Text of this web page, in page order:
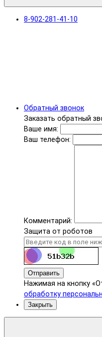
8-902-281-41-10
Обратный звонок
Заказать обратный
Ваше имя:
Ваш телефон:
Комментарий:
Защита от роботов
Отправить
Нажимая на кнопку
обработку
Закрыть